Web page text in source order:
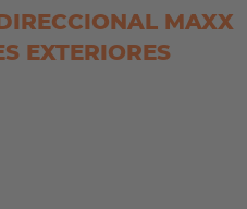
MAXX
EXTERIORES